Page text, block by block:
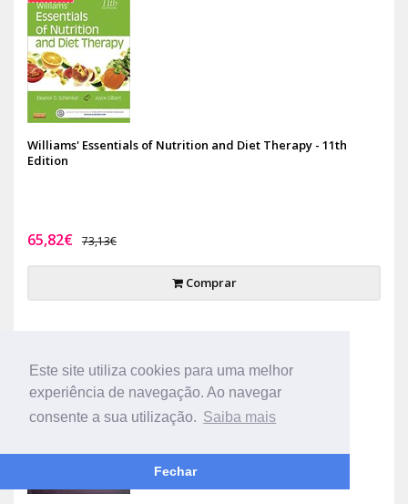
Este site utiliza cookies para uma melhor
experiência de navegação. Ao navegar
consente a sua utilização. Saiba mais
Fechar
Williams' Essentials of Nutrition and Diet Therapy - 11th
Edition
65,82€ 73,13€
Comprar